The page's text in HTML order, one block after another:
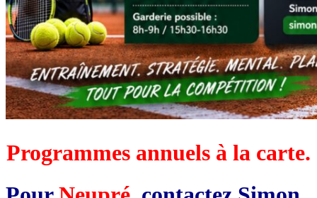
Programmes annuels à la carte.